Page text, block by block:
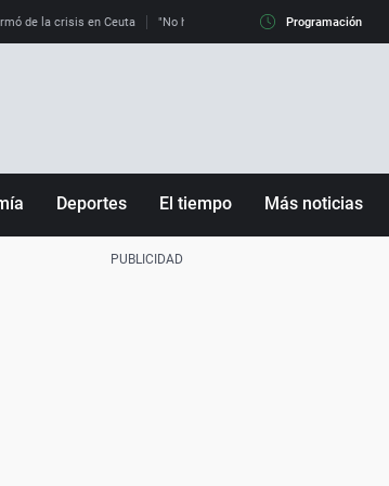
de la crisis en Ceuta "No hay mafias, que no nos engañen":
Programación
Deportes El tiempo Más noticias